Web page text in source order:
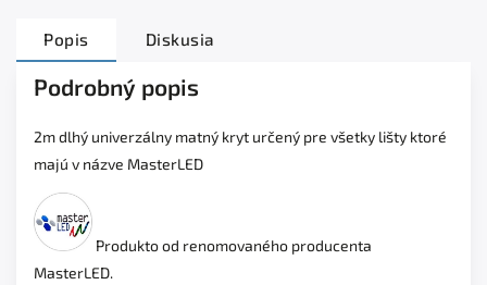
Popis Diskusia
Podrobný popis
2m dlhý univerzálny matný kryt určený pre všetky lišty ktoré
majú v názve MasterLED
Produkto od renomovaného producenta
MasterLED.